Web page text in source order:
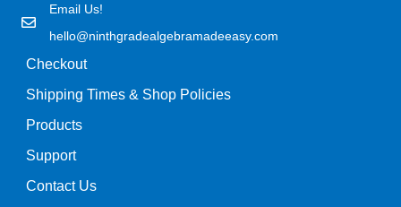
Email Us!
hello@ninthgradealgebramadeeasy.com
Checkout
Shipping Times & Shop Policies
Products
Support
Contact Us